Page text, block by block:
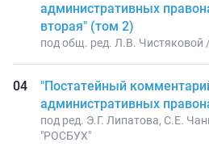
административных
вторая" (том 2)
под общ. ред. Л.В. Чистяковой
"Постатейный
административных
под ред. Э.Г. Липатова, С.Е.
"РОСБУХ"